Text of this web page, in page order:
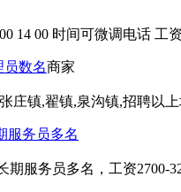
14 00 时间可微调电话 工
员数名商家
庄镇,翟镇,泉沟镇,招聘以
服务员多名
服务员多名，工资2700-